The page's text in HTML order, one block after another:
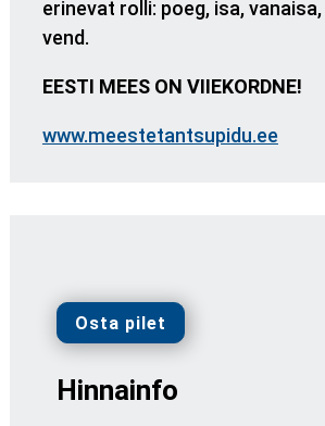
erinevat rolli: poeg, isa,
vend.
EESTI MEES ON VIIEKORDNE!
www.meestetantsupidu.ee
Osta pilet
Hinnainfo